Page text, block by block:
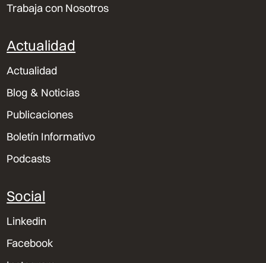
Trabaja con Nosotros
Actualidad
Actualidad
Blog & Noticias
Publicaciones
Boletín Informativo
Podcasts
Social
Linkedin
Facebook